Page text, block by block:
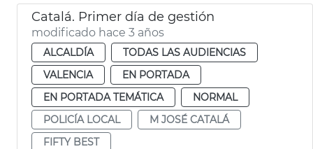
Catalá. Primer día de gestión
modificado hace 3 años
ALCALDÍA
TODAS LAS AUDIENCIAS
VALENCIA
EN PORTADA
EN PORTADA TEMÁTICA
NORMAL
POLICÍA LOCAL
M JOSÉ CATALÁ
FIFTY BEST